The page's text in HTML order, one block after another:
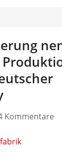
Kommentare